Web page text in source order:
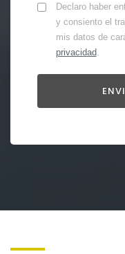
Declaro haber
y consiento el
mis datos de
privacidad.